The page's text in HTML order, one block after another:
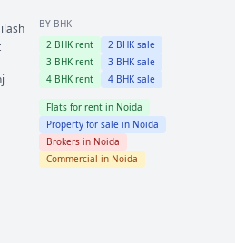
BY BHK
2 BHK rent 2 BHK sale
3 BHK rent 3 BHK sale
4 BHK rent 4 BHK sale
Flats for rent in Noida
Property for sale in Noida
Brokers in Noida
Commercial in Noida